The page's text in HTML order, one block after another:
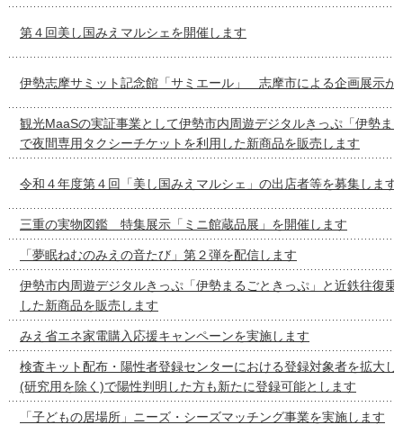
第４回美し国みえマルシェを開催します
伊勢志摩サミット記念館「サミエール」 志摩市による企画展示が
観光MaaSの実証事業として伊勢市内周遊デジタルきっぷ「伊勢ま
で夜間専用タクシーチケットを利用した新商品を販売します
令和４年度第４回「美し国みえマルシェ」の出店者等を募集します
三重の実物図鑑 特集展示「ミニ館蔵品展」を開催します
「夢眠ねむのみえの音たび」第２弾を配信します
伊勢市内周遊デジタルきっぷ「伊勢まるごときっぷ」と近鉄往復乗
した新商品を販売します
みえ省エネ家電購入応援キャンペーンを実施します
検査キット配布・陽性者登録センターにおける登録対象者を拡大し
(研究用を除く)で陽性判明した方も新たに登録可能とします
「子どもの居場所」ニーズ・シーズマッチング事業を実施します